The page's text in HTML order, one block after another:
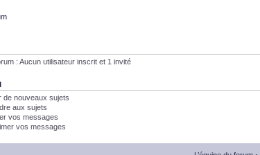
: Aucun utilisateur inscrit et 1 invité
de nouveaux sujets
aux sujets
vos messages
vos messages